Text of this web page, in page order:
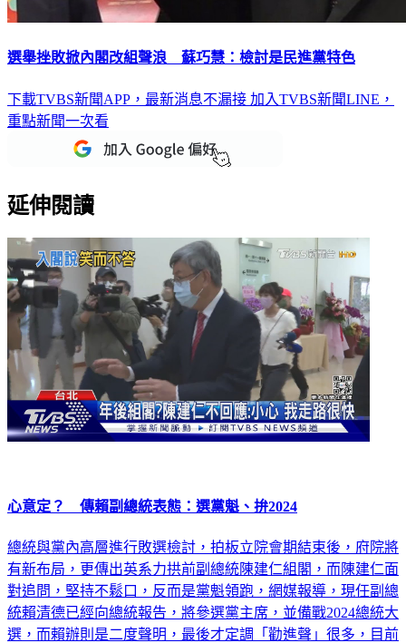
選舉挫敗掀內閣改組聲浪 蘇巧慧：檢討是民進黨特色
下載TVBS新聞APP，最新消息不漏接 加入TVBS新聞LINE，
重點新聞一次看
延伸閱讀
心意定？ 傳賴副總統表態：選黨魁、拚2024
總統與黨內高層進行敗選檢討，拍板立院會期結束後，府院將
有新布局，更傳出英系力拱前副總統陳建仁組閣，而陳建仁面
對追問，堅持不鬆口，反而是黨魁領跑，網媒報導，現任副總
統賴清德已經向總統報告，將參選黨主席，並備戰2024總統大
選，而賴辦則是二度聲明，最後才定調「勸進聲」很多，目前